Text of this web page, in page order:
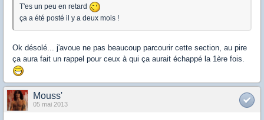
T'es un peu en retard
ça a été posté il y a deux mois !
Ok désolé... j'avoue ne pas beaucoup parcourir cette section, au pire
ça aura fait un rappel pour ceux à qui ça aurait échappé la 1ère fois.
Mouss'
05 mai 2013